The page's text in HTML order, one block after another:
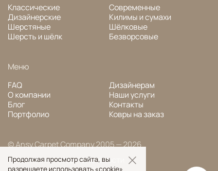
Классические
Дизайнерские
Шерстяные
Шерсть и шёлк
Современные
Килимы и сумахи
Шёлковые
Безворсовые
Меню
FAQ
О компании
Блог
Портфолио
Дизайнерам
Наши услуги
Контакты
Ковры на заказ
© Ansy Carpet Company 2005 — 2026
Политика конфиденциальности
Продолжая просмотр сайта, вы
разрешаете использовать «cookie»